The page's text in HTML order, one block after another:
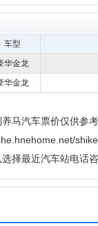
车型
华金龙
华金龙
马汽车票价仅供参
择最近汽车站电话